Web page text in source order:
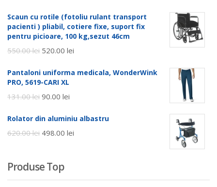
Scaun cu rotile (fotoliu rulant transport
pacienti ) pliabil, cotiere fixe, suport fix
pentru picioare, 100 kg,sezut 46cm
550.00lei 520.00 lei
Pantaloni uniforma medicala, WonderWink
PRO, 5619-CARI XL
131.00lei 90.00 lei
Rolator din aluminiu albastru
620.00lei 498.00 lei
Produse Top